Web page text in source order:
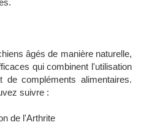
âgés de manière naturelle,
qui combinent l'utilisation
de compléments alimentaires.
suivre :
de l'Arthrite